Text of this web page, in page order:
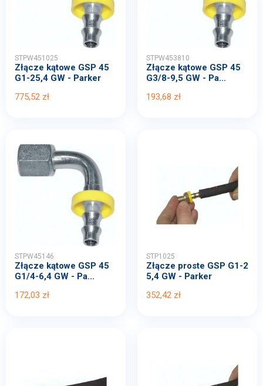
STPW451025
Złącze kątowe GSP 45
G1-25,4 GW - Parker
775,52 zł
STPW453810
Złącze kątowe GSP 45
G3/8-9,5 GW - Pa...
193,68 zł
STPW45146
Złącze kątowe GSP 45
G1/4-6,4 GW - Pa...
172,03 zł
STP1025
Złącze proste GSP G1-2
5,4 GW - Parker
352,42 zł